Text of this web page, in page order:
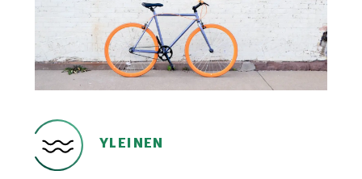
YLEINEN